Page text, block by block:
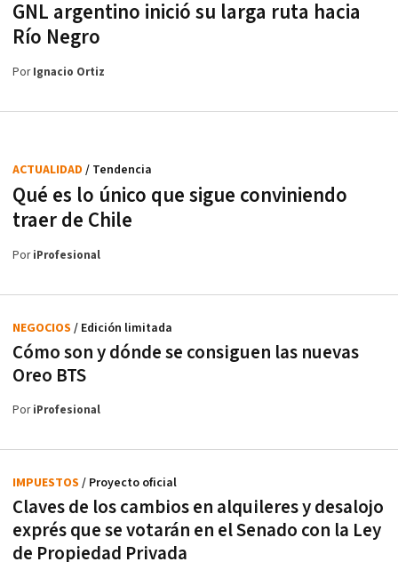
GNL argentino inició su larga ruta hacia
Río Negro
PorIgnacio Ortiz
Qué es lo único que sigue conviniendo
traer de Chile
ACTUALIDAD / Tendencia
PoriProfesional
Cómo son y dónde se consiguen las nuevas
Oreo BTS
NEGOCIOS / Edición limitada
PoriProfesional
Claves de los cambios en alquileres y desalojo
exprés que se votarán en el Senado con la Ley
de Propiedad Privada
IMPUESTOS / Proyecto oficial